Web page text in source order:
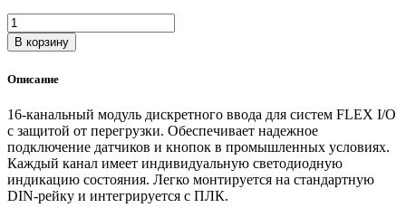
Количество
товара
Модуль
Allen-
1797-
IBN16
В корзину
Описание
16-канальный модуль дискретного ввода для систем FLEX I/O
с защитой от перегрузки. Обеспечивает надежное
подключение датчиков и кнопок в промышленных условиях.
Каждый канал имеет индивидуальную светодиодную
индикацию состояния. Легко монтируется на стандартную
DIN-рейку и интегрируется с ПЛК.